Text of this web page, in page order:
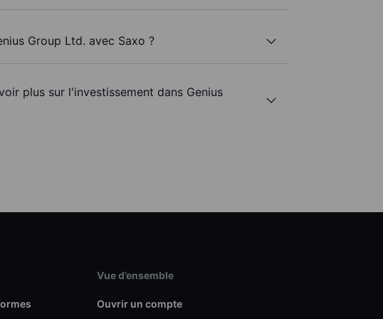
Group Ltd. avec Saxo ?
plus sur l'investissement dans Genius
Vue d’ensemble
Ouvrir un compte